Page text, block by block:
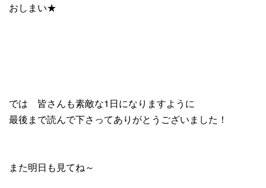
おしまい★
では 皆さんも素敵な1日になりますように
最後まで読んで下さってありがとうございました！
また明日も見てね～